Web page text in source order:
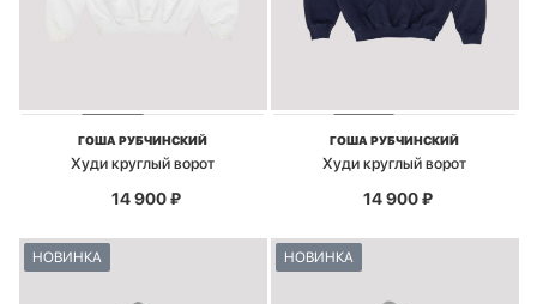
ГОША РУБЧИНСКИЙ
Худи круглый ворот
14 900₽
ГОША РУБЧИНСКИЙ
Худи круглый ворот
14 900₽
НОВИНКА НОВИНКА